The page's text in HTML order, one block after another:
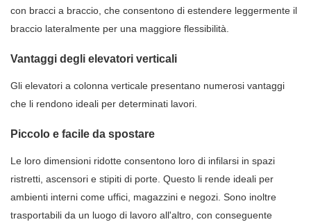
con bracci a braccio, che consentono di estendere leggermente il
braccio lateralmente per una maggiore flessibilità.
Vantaggi degli elevatori verticali
Gli elevatori a colonna verticale presentano numerosi vantaggi
che li rendono ideali per determinati lavori.
Piccolo e facile da spostare
Le loro dimensioni ridotte consentono loro di infilarsi in spazi
ristretti, ascensori e stipiti di porte. Questo li rende ideali per
ambienti interni come uffici, magazzini e negozi. Sono inoltre
trasportabili da un luogo di lavoro all'altro, con conseguente